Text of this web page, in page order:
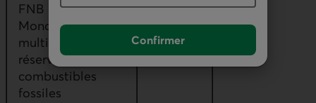
Confirmer
FNB Desjardins IR
Mondial
multifacteurs sans
réserves de
combustibles
fossiles
DRFG -